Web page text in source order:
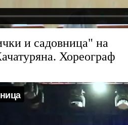
и садовница" на
Хореограф